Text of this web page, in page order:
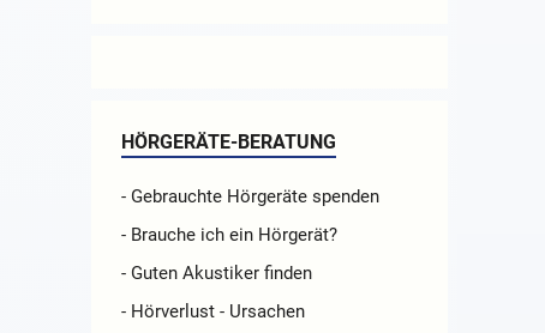
HÖRGERÄTE-BERATUNG
- Gebrauchte Hörgeräte spenden
- Brauche ich ein Hörgerät?
- Guten Akustiker finden
- Hörverlust - Ursachen